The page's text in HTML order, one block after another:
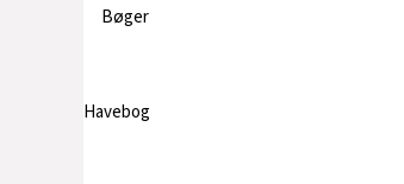
Bøger
Havebog